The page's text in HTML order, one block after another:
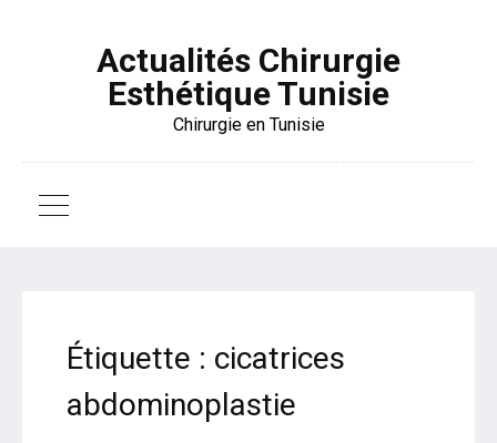
Actualités Chirurgie
Esthétique Tunisie
Chirurgie en Tunisie
Étiquette : cicatrices
abdominoplastie